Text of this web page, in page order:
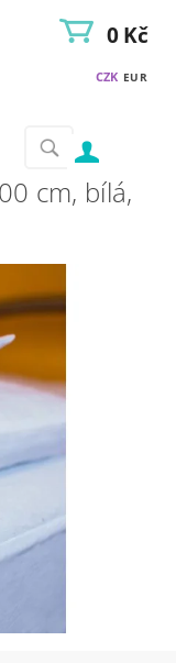
CZK EUR
0 Kč
cm, bílá,